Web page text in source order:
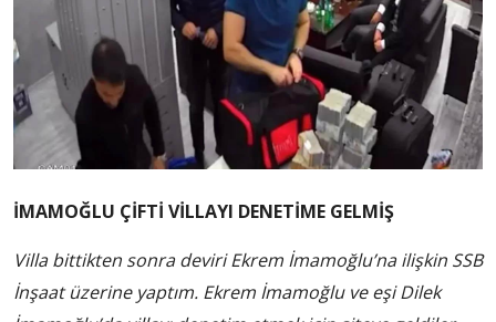
İMAMOĞLU ÇİFTİ VİLLAYI DENETİME GELMİŞ
Villa bittikten sonra deviri Ekrem İmamoğlu’na ilişkin SSB
İnşaat üzerine yaptım. Ekrem İmamoğlu ve eşi Dilek